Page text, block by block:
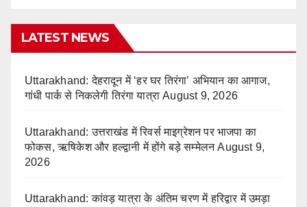
LATEST NEWS
Uttarakhand: देहरादून में ‘हर घर तिरंगा’ अभियान का आगाज,
गांधी पार्क से निकलेगी तिरंगा यात्रा August 9, 2026
Uttarakhand: उत्तराखंड में रिवर्स माइग्रेशन पर भाजपा का
फोकस, ऋषिकेश और हल्द्वानी में होंगे बड़े सम्मेलन August 9,
2026
Uttarakhand: कांवड़ यात्रा के अंतिम चरण में हरिद्वार में उमड़ा